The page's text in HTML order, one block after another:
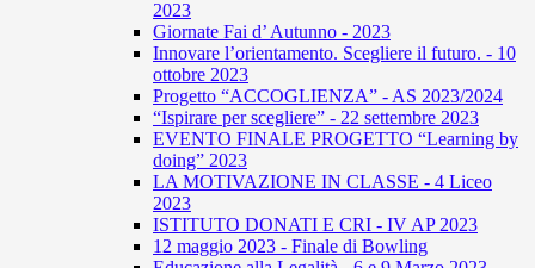
2023
Giornate Fai d’ Autunno - 2023
Innovare l’orientamento. Scegliere il futuro. - 10
ottobre 2023
Progetto “ACCOGLIENZA” - AS 2023/2024
“Ispirare per scegliere” - 22 settembre 2023
EVENTO FINALE PROGETTO “Learning by
doing” 2023
LA MOTIVAZIONE IN CLASSE - 4 Liceo
2023
ISTITUTO DONATI E CRI - IV AP 2023
12 maggio 2023 - Finale di Bowling